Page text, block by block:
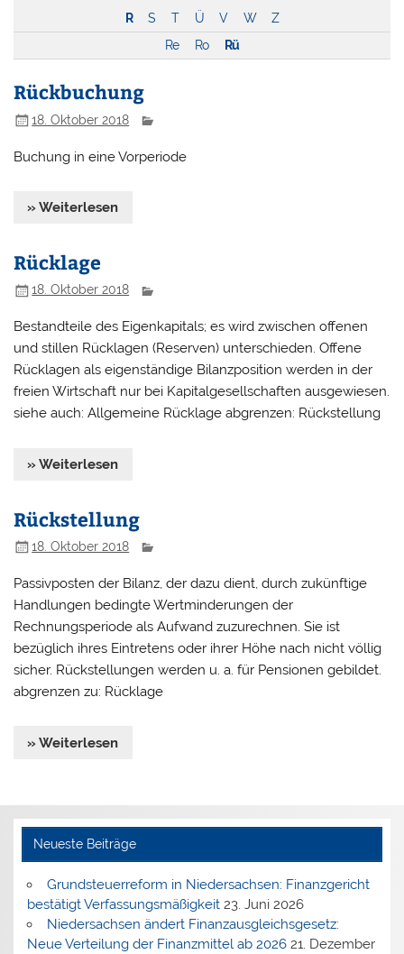
R
S T Ü V W
Z
Re
Ro Rü
Rückbuchung
18. Oktober 2018
Buchung in eine Vorperiode
» Weiterlesen
Rücklage
18. Oktober 2018
Bestandteile des Eigenkapitals; es wird zwischen offenen
und stillen Rücklagen (Reserven) unterschieden. Offene
Rücklagen als eigenständige Bilanzposition werden in der
freien Wirtschaft nur bei Kapitalgesellschaften ausgewiesen.
siehe auch: Allgemeine Rücklage abgrenzen: Rückstellung
» Weiterlesen
Rückstellung
18. Oktober 2018
Passivposten der Bilanz, der dazu dient, durch zukünftige
Handlungen bedingte Wertminderungen der
Rechnungsperiode als Aufwand zuzurechnen. Sie ist
bezüglich ihres Eintretens oder ihrer Höhe nach nicht völlig
sicher. Rückstellungen werden u. a. für Pensionen gebildet.
abgrenzen zu: Rücklage
» Weiterlesen
Neueste Beiträge
Grundsteuerreform in Niedersachsen: Finanzgericht
bestätigt Verfassungsmäßigkeit 23. Juni 2026
Niedersachsen ändert Finanzausgleichsgesetz:
Neue Verteilung der Finanzmittel ab 2026 21. Dezember